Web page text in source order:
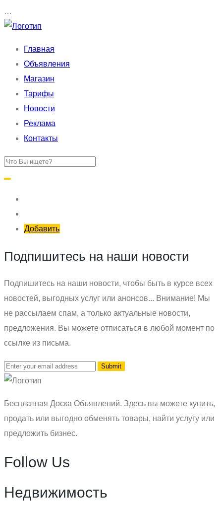
…
Главная
Объявления
Магазин
Тарифы
Новости
Реклама
Контакты
Добавить
Подпишитесь на наши новости
Подпишитесь на наши новости, чтобы быть в курсе всех
новостей, выгодных услуг или анонсов... Внимание! Мы
не рассылаем спам, а только актуальные новости,
предложения. Вы можете отписаться в любой момент по
ссылке из письма.
Бесплатная Доска Объявлений. Здесь вы можете купить,
продать или выгодно обменять товары, найти услугу или
предложить бизнес.
Follow Us
Недвижимость